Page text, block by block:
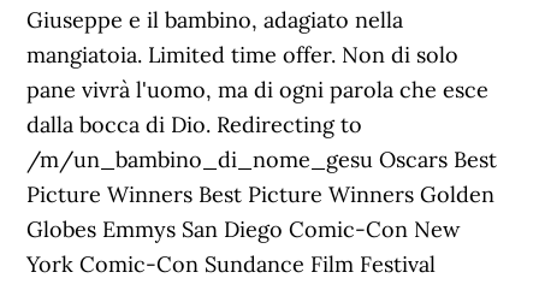
Giuseppe e il bambino, adagiato nella
mangiatoia. Limited time offer. Non di solo
pane vivrà l'uomo, ma di ogni parola che esce
dalla bocca di Dio. Redirecting to
/m/un_bambino_di_nome_gesu Oscars Best
Picture Winners Best Picture Winners Golden
Globes Emmys San Diego Comic-Con New
York Comic-Con Sundance Film Festival